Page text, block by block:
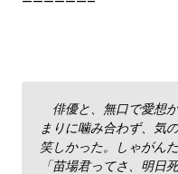
俳優と、無口で愛想
まりに噛み合わず、気
笑しかった。しゃがん
「苗場君ってさ、明日